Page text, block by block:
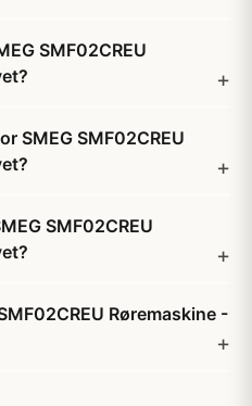
SMF02CREU
SMEG SMF02CREU
SMF02CREU
Røremaskine -